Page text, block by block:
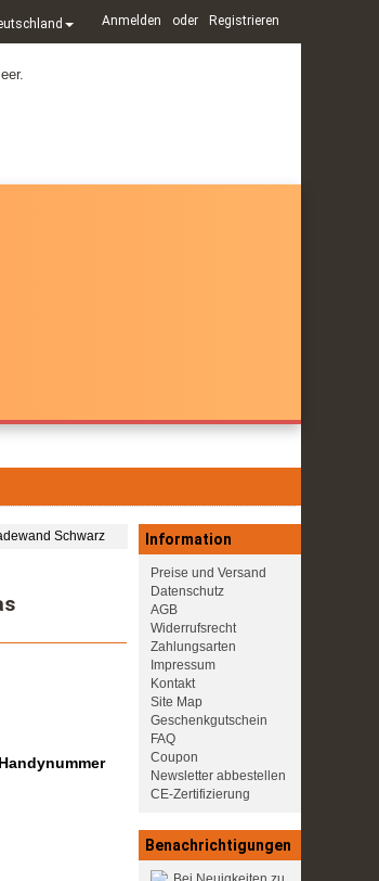
Anmelden oder Registrieren
Schwarz Information
Preise und Versand
Datenschutz
AGB
Widerrufsrecht
Zahlungsarten
Impressum
Kontakt
Site Map
Geschenkgutschein
FAQ
Coupon
Newsletter abbestellen
CE-Zertifizierung
Benachrichtigungen